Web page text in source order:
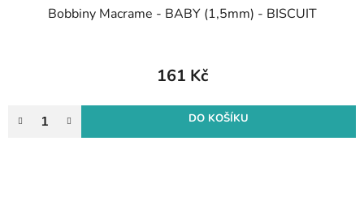
Bobbiny Macrame - BABY (1,5mm) - BISCUIT
161 Kč
DO KOŠÍKU